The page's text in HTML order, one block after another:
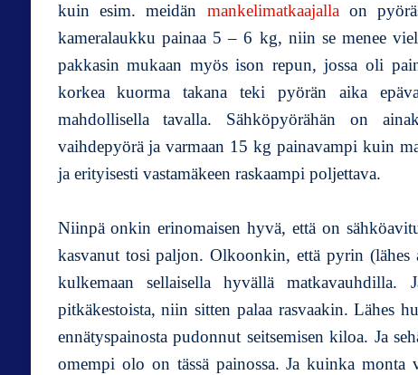
kuin esim. meidän mankelimatkaajallaon
kameralaukku painaa 5 – 6 kg, niin se menee
pakkasin mukaan myös ison repun, jossa oli
korkea kuorma takana teki pyörän aika
mahdollisella tavalla. Sähköpyörähän on
vaihdepyörä ja varmaan 15 kg painavampi kuin
ja erityisesti vastamäkeen raskaampi poljettava.
Niinpä onkin erinomaisen hyvä, että on
kasvanut tosi paljon. Olkoonkin, että pyrin
kulkemaan sellaisella hyvällä
pitkäkestoista, niin sitten palaa rasvaakin. Lähes
ennätyspainosta pudonnut seitsemisen kiloa. Ja
omempi olo on tässä painossa. Ja kuinka monta